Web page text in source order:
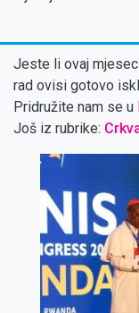
Jeste li ovaj
rad ovisi gotovo
Pridružite nam se u
Još iz rubrike: